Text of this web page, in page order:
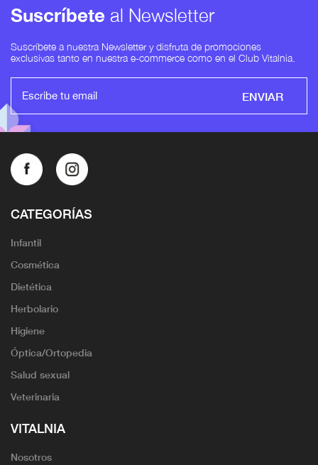
Suscríbete al Newsletter
Suscríbete a nuestra Newsletter y disfruta de promociones
exclusivas tanto en nuestra e-commerce como en el Club Vitalnia.
ENVIAR
CATEGORÍAS
Infantil
Cosmética
Dietética
Herbolario
Higiene
Óptica/Ortopedia
Salud sexual
Veterinaria
VITALNIA
Nosotros